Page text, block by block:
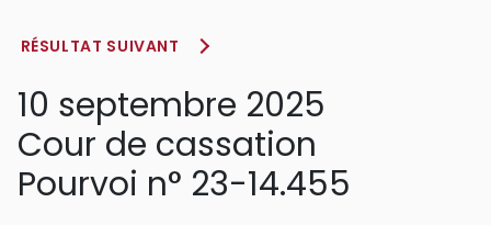
RÉSULTAT SUIVANT
10 septembre 2025
Cour de cassation
Pourvoi n° 23-14.455